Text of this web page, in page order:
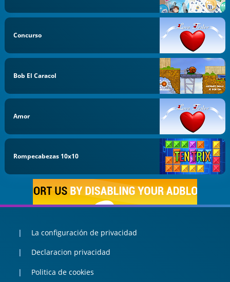
Concurso
Bob El Caracol
Amor
Rompecabezas 10x10
La configuración de privacidad
Declaracion privacidad
Politica de cookies